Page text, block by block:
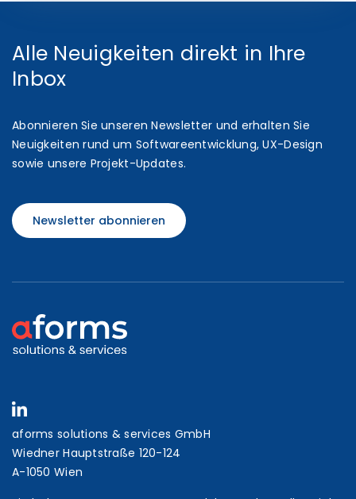
Alle Neuigkeiten direkt in Ihre
Inbox
Abonnieren Sie unseren Newsletter und erhalten Sie
Neuigkeiten rund um Softwareentwicklung, UX-Design
sowie unsere Projekt-Updates.
Newsletter abonnieren
aforms solutions & services GmbH
Wiedner Hauptstraße 120-124
A-1050 Wien